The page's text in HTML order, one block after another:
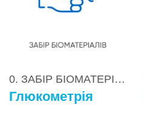
0. ЗАБІР БІОМАТЕРІАЛІВ
Глюкометрія